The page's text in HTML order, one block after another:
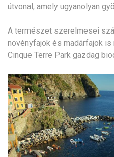
útvonal, amely ugyanolyan
A természet szerelmesei
növényfajok és madárfajok
Cinque Terre Park gazdag